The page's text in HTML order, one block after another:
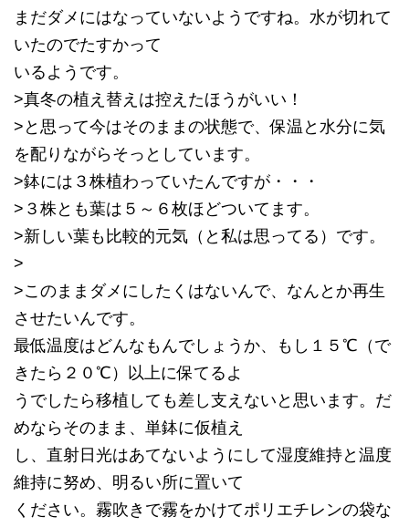
まだダメにはなっていないようですね。水が切れて
いたのでたすかって
いるようです。
>真冬の植え替えは控えたほうがいい！
>と思って今はそのままの状態で、保温と水分に気
を配りながらそっとしています。
>鉢には３株植わっていたんですが・・・
>３株とも葉は５～６枚ほどついてます。
>新しい葉も比較的元気（と私は思ってる）です。
>
>このままダメにしたくはないんで、なんとか再生
させたいんです。
最低温度はどんなもんでしょうか、もし１５℃（で
きたら２０℃）以上に保てるよ
うでしたら移植しても差し支えないと思います。だ
めならそのまま、単鉢に仮植え
し、直射日光はあてないようにして湿度維持と温度
維持に努め、明るい所に置いて
ください。霧吹きで霧をかけてポリエチレンの袋な